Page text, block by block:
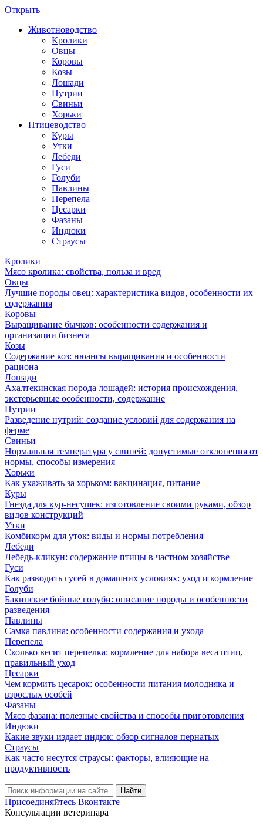
Открыть
Животноводство
Кролики
Овцы
Коровы
Козы
Лошади
Нутрии
Свиньи
Хорьки
Птицеводство
Куры
Утки
Лебеди
Гуси
Голуби
Павлины
Перепела
Цесарки
Фазаны
Индюки
Страусы
Кролики
Мясо кролика: свойства, польза и вред
Овцы
Лучшие породы овец: характеристика видов, особенности их
содержания
Коровы
Выращивание бычков: особенности содержания и
организации бизнеса
Козы
Содержание коз: нюансы выращивания и особенности
рациона
Лошади
Ахалтекинская порода лошадей: история происхождения,
экстерьерные особенности, содержание
Нутрии
Разведение нутрий: создание условий для содержания на
ферме
Свиньи
Нормальная температура у свиней: допустимые отклонения от
нормы, способы измерения
Хорьки
Как ухаживать за хорьком: вакцинация, питание
Куры
Гнезда для кур-несушек: изготовление своими руками, обзор
видов конструкций
Утки
Комбикорм для уток: виды и нормы потребления
Лебеди
Лебедь-кликун: содержание птицы в частном хозяйстве
Гуси
Как разводить гусей в домашних условиях: уход и кормление
Голуби
Бакинские бойные голуби: описание породы и особенности
разведения
Павлины
Самка павлина: особенности содержания и ухода
Перепела
Сколько весит перепелка: кормление для набора веса птиц,
правильный уход
Цесарки
Чем кормить цесарок: особенности питания молодняка и
взрослых особей
Фазаны
Мясо фазана: полезные свойства и способы приготовления
Индюки
Какие звуки издает индюк: обзор сигналов пернатых
Страусы
Как часто несутся страусы: факторы, влияющие на
продуктивность
Присоединяйтесь Вконтакте
Консультации ветеринара